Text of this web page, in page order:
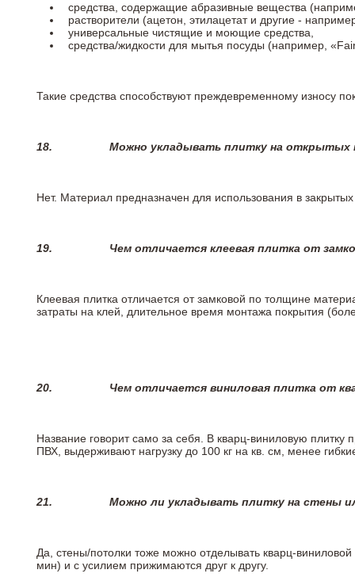
средства, содержащие абразивные вещества
растворители (ацетон, этилацетат и другие -
универсальные чистящие и моющие средства,
средства/жидкости для мытья посуды (например,
Такие средства способствуют преждевременному износу
18. Можно укладывать плитку на открытых
Нет. Материал предназначен для использования в
19. Чем отличается клеевая плитка от
Клеевая плитка отличается от замковой по толщине
затраты на клей, длительное время монтажа покрытия
20. Чем отличается виниловая плитка от
Название говорит само за себя. В кварц-виниловую
ПВХ, выдерживают нагрузку до 100 кг на кв. см, менее
21. Можно ли укладывать плитку на стены
Да, стены/потолки тоже можно отделывать кварц-
мин) и с усилием прижимаются друг к другу.